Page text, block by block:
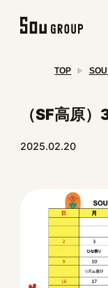
TOP
（SF高原
2025.02.20